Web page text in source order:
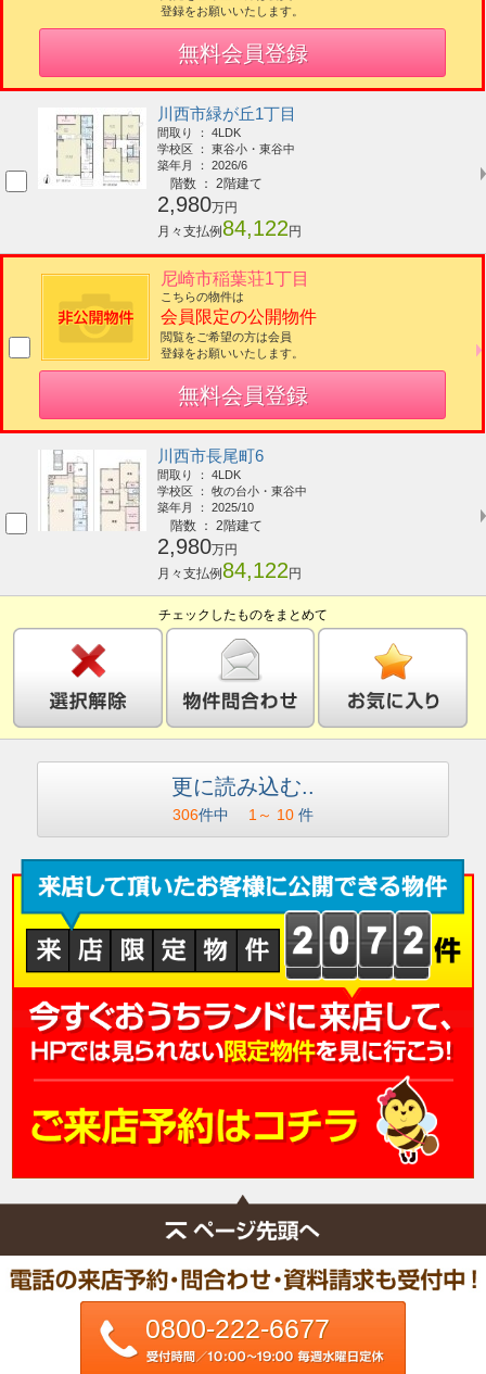
登録をお願いいたします。
無料会員登録
川西市緑が丘1丁目
間取り ： 4LDK
学校区 ： 東谷小・東谷中
築年月 ： 2026/6
階数 ： 2階建て
2,980万円
月々支払例 84,122 円
尼崎市稲葉荘1丁目
こちらの物件は
会員限定の公開物件
閲覧をご希望の方は会員
登録をお願いいたします。
無料会員登録
川西市長尾町6
間取り ： 4LDK
学校区 ： 牧の台小・東谷中
築年月 ： 2025/10
階数 ： 2階建て
2,980万円
月々支払例 84,122 円
チェックしたものをまとめて
更に読み込む..
306件中 1～ 10 件
0800-222-6677